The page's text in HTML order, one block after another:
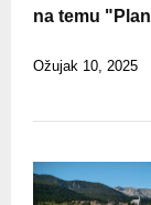
na temu
Ožujak 10, 2025